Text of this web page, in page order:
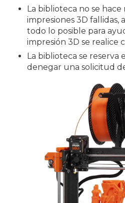
La biblioteca no se
impresiones 3D fallidas,
todo lo posible para
impresión 3D se realice
La biblioteca se reserva
denegar una solicitud